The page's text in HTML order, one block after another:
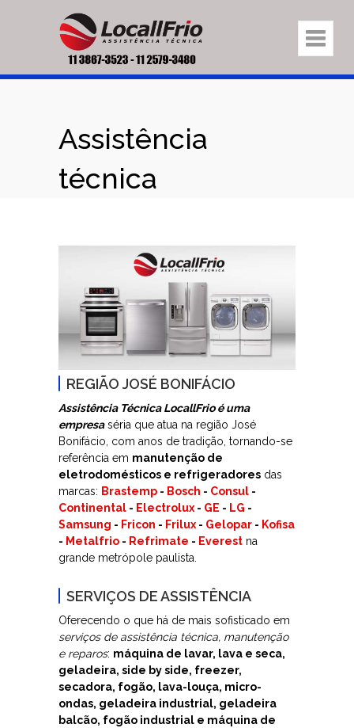
Assistência
técnica
na região José
Bonifácio
REGIÃO JOSÉ BONIFÁCIO
Assistência Técnica LocallFrio é uma
empresaséria que atua na região José
Bonifácio, com anos de tradição, tornando-se
referência em manutenção de
eletrodomésticos e refrigeradores das
marcas: Brastemp - Bosch - Consul -
Continental - Electrolux- GE - LG -
Samsung - Fricon - Frilux- Gelopar - Kofisa
- Metalfrio - Refrimate - Everest na
grande metrópole paulista.
SERVIÇOS DE ASSISTÊNCIA
Oferecendo o que há de mais sofisticado em
serviços de assistência técnica, manutenção
e reparos: máquina de lavar, lava e seca,
geladeira, side by side, freezer,
secadora, fogão, lava-louça, micro-
ondas, geladeira industrial, geladeira
balcão, fogão industrial e máquina de